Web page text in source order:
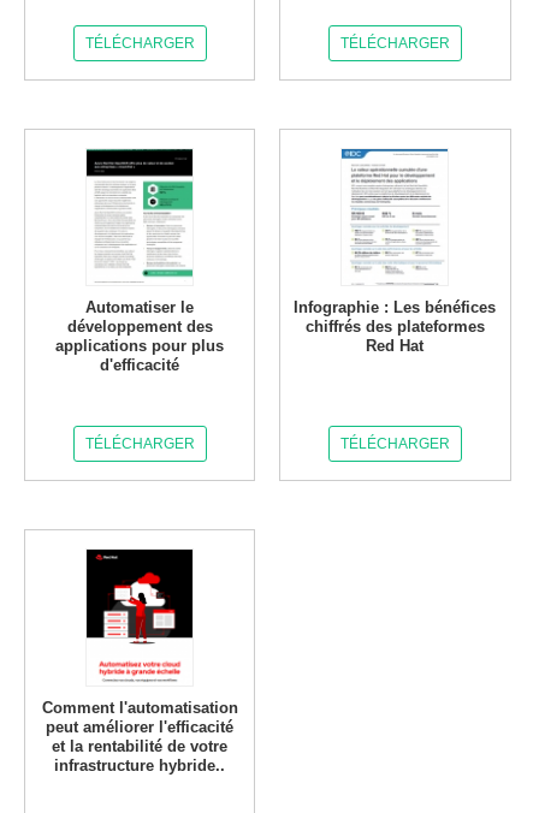
TÉLÉCHARGER TÉLÉCHARGER
Automatiser le
développement des
applications pour plus
d'efficacité
TÉLÉCHARGER
Infographie : Les bénéfices
chiffrés des plateformes
Red Hat
TÉLÉCHARGER
Comment l'automatisation
peut améliorer l'efficacité
et la rentabilité de votre
infrastructure hybride..